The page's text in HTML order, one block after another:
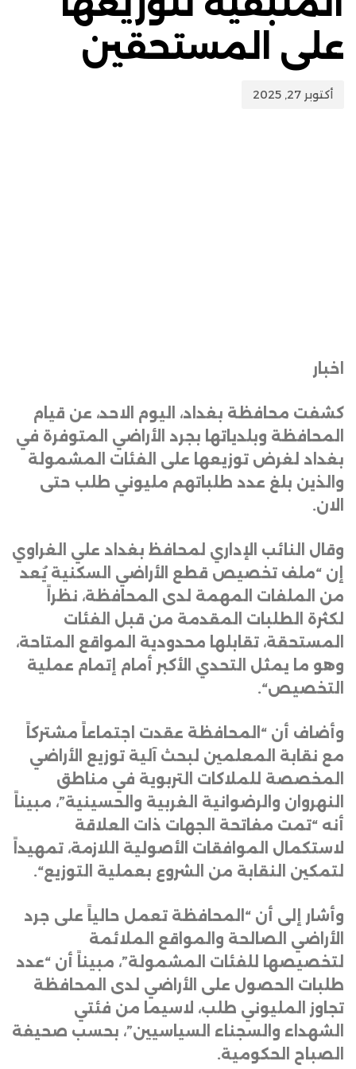
على المستحقين
أكتوبر 27, 2025
اخبار
كشفت محافظة بغداد، اليوم الاحد، عن قيام
المحافظة وبلدياتها بجرد الأراضي المتوفرة في
بغداد لغرض توزيعها على الفئات المشمولة
والذين بلغ عدد طلباتهم مليوني طلب حتى
الان.
وقال النائب الإداري لمحافظ بغداد علي الغراوي
إن “ملف تخصيص قطع الأراضي السكنية يُعد
من الملفات المهمة لدى المحافظة، نظراً
لكثرة الطلبات المقدمة من قبل الفئات
المستحقة، تقابلها محدودية المواقع المتاحة،
وهو ما يمثل التحدي الأكبر أمام إتمام عملية
التخصيص“.
وأضاف أن “المحافظة عقدت اجتماعاً مشتركاً
مع نقابة المعلمين لبحث آلية توزيع الأراضي
المخصصة للملاكات التربوية في مناطق
النهروان والرضوانية الغربية والحسينية”، مبيناً
أنه “تمت مفاتحة الجهات ذات العلاقة
لاستكمال الموافقات الأصولية اللازمة، تمهيداً
لتمكين النقابة من الشروع بعملية التوزيع“.
وأشار إلى أن “المحافظة تعمل حالياً على جرد
الأراضي الصالحة والمواقع الملائمة
لتخصيصها للفئات المشمولة”، مبيناً أن “عدد
طلبات الحصول على الأراضي لدى المحافظة
تجاوز المليوني طلب، لاسيما من فئتي
الشهداء والسجناء السياسيين”، بحسب صحيفة
الصباح الحكومية.